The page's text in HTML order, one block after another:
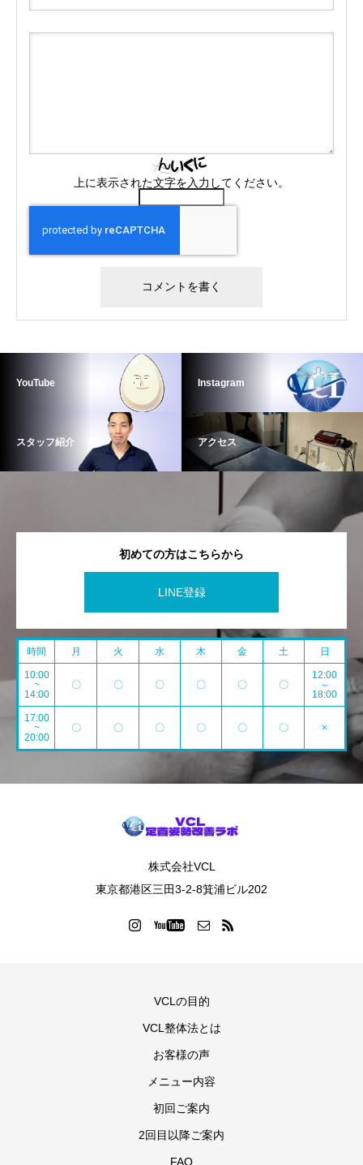
上に表示された文字を入力してください。
YouTube Instagram
スタッフ紹介 アクセス
初めての方はこちらから
LINE登録
時間 月 火 水 木 金 土 日
10:00
~
14:00
〇 〇 〇 〇 〇 〇
12:00
～
18:00
17:00
~
20:00
〇 〇 〇 〇 〇 〇 ×
株式会社VCL
東京都港区三田3-2-8箕浦ビル202
VCLの目的
VCL整体法とは
お客様の声
メニュー内容
初回ご案内
2回目以降ご案内
FAQ